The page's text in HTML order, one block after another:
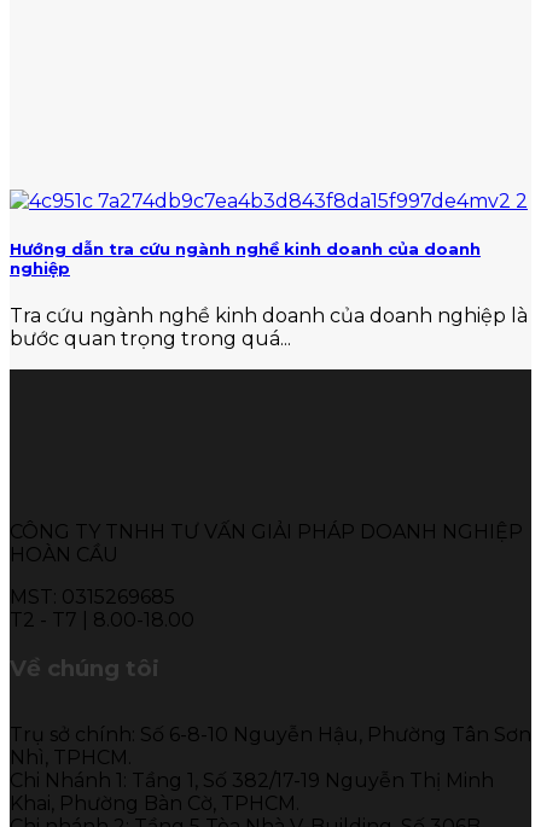
Hướng dẫn tra cứu ngành nghề kinh doanh của doanh
nghiệp
Tra cứu ngành nghề kinh doanh của doanh nghiệp là
bước quan trọng trong quá...
CÔNG TY TNHH TƯ VẤN GIẢI PHÁP DOANH NGHIỆP
HOÀN CẦU
MST: 0315269685
T2 - T7 | 8.00-18.00
Về chúng tôi
Trụ sở chính: Số 6-8-10 Nguyễn Hậu, Phường Tân Sơn
Nhì, TPHCM.
Chi Nhánh 1: Tầng 1, Số 382/17-19 Nguyễn Thị Minh
Khai, Phường Bàn Cờ, TPHCM.